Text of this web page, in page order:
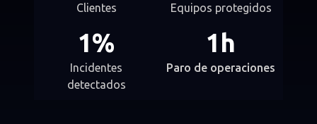
Clientes Equipos protegidos
1%
Incidentes
detectados
1h
Paro de operaciones